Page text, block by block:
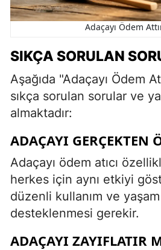
Adaçayı Ödem
SIKÇA SORULAN
Aşağıda "Adaçayı Ödem
sıkça sorulan sorular ve
almaktadır:
ADAÇAYI GERÇEKTEN
Adaçayı ödem atıcı
herkes için aynı etkiyi
düzenli kullanım ve yaşam
desteklenmesi gerekir.
ADAÇAYI ZAYIFLATIR